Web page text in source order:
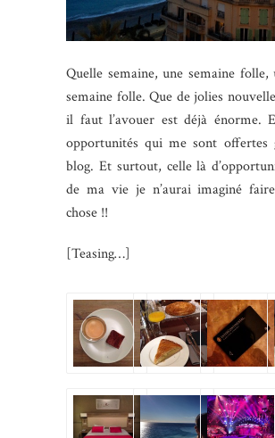
Quelle semaine, une semaine folle,
semaine folle. Que de jolies
il faut l’avouer est déjà énorme.
opportunités qui me sont offertes
blog. Et surtout, celle là
de ma vie je n’aurai imaginé
chose !!
[Teasing…]